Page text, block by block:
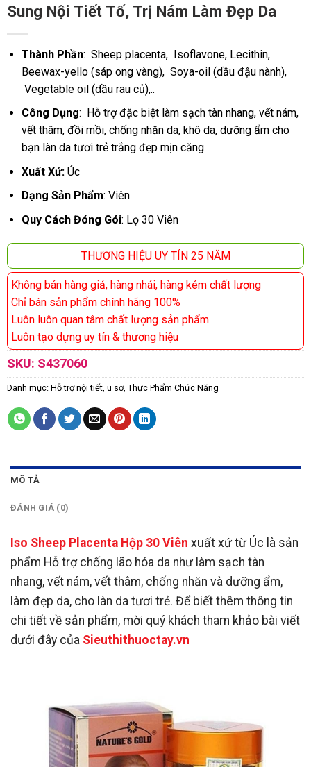
Sung Nội Tiết Tố, Trị Nám Làm Đẹp Da
Thành Phần: Sheep placenta, Isoflavone, Lecithin,
Beewax-yello (sáp ong vàng), Soya-oil (dầu đậu nành),
Vegetable oil (dầu rau củ),..
Công Dụng: Hỗ trợ đặc biệt làm sạch tàn nhang, vết nám,
vết thâm, đồi mồi, chống nhăn da, khô da, dưỡng ẩm cho
bạn làn da tươi trẻ trắng đẹp mịn căng.
Xuất Xứ:Úc
Dạng Sản Phẩm: Viên
Quy Cách Đóng Gói: Lọ 30 Viên
THƯƠNG HIỆU UY TÍN 25 NĂM
Không bán hàng giả, hàng nhái, hàng kém chất lượng
Chỉ bán sản phẩm chính hãng 100%
Luôn luôn quan tâm chất lượng sản phẩm
Luôn tạo dựng uy tín & thương hiệu
SKU: S437060
Danh mục: Hỗ trợ nội tiết, u sơ, Thực Phẩm Chức Năng
MÔ TẢ
ĐÁNH GIÁ (0)
Iso Sheep Placenta Hộp 30 Viên xuất xứ từ Úc là sản
phẩm Hỗ trợ chống lão hóa da như làm sạch tàn
nhang, vết nám, vết thâm, chống nhăn và dưỡng ẩm,
làm đẹp da, cho làn da tươi trẻ. Để biết thêm thông tin
chi tiết về sản phẩm, mời quý khách tham khảo bài viết
dưới đây của Sieuthithuoctay.vn